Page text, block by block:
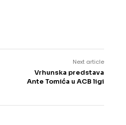
Next article
Vrhunska predstava
Ante Tomića u ACB ligi